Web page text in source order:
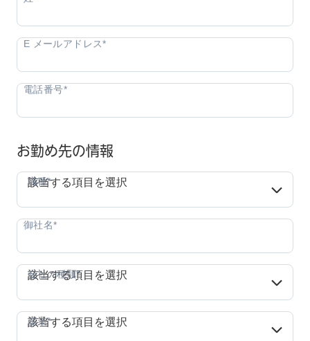
お勤め先の情報
職種*
該当する項目を選択
会社の種類*
該当する項目を選択
産業*
該当する項目を選択